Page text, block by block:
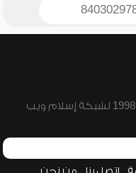
اتصل بنا من نحن